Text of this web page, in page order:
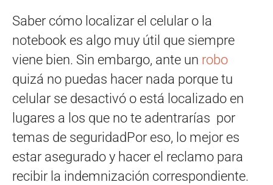
Saber cómo localizar el celular o la
notebook es algo muy útil que siempre
viene bien. Sin embargo, ante un robo
quizá no puedas hacer nada porque tu
celular se desactivó o está localizado en
lugares a los que no te adentrarías por
temas de seguridadPor eso, lo mejor es
estar asegurado y hacer el reclamo para
recibir la indemnización correspondiente.